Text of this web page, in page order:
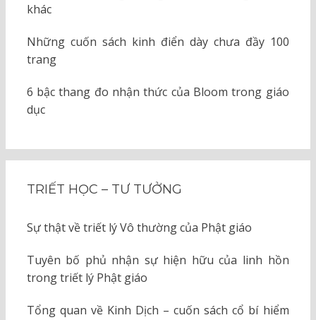
khác
Những cuốn sách kinh điển dày chưa đầy 100
trang
6 bậc thang đo nhận thức của Bloom trong giáo
dục
TRIẾT HỌC – TƯ TƯỞNG
Sự thật về triết lý Vô thường của Phật giáo
Tuyên bố phủ nhận sự hiện hữu của linh hồn
trong triết lý Phật giáo
Tổng quan về Kinh Dịch – cuốn sách cổ bí hiểm